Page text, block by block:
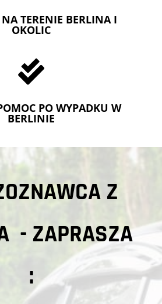
TERENIE BERLINA I
OKOLIC

PO WYPADKU W
BERLINIE
Z
- ZAPRASZA
: